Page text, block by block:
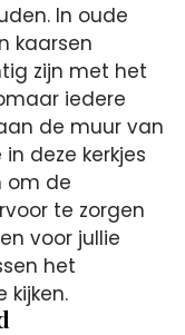
In oude
kaarsen
zijn met het
iedere
de muur van
deze kerkjes
om de
te zorgen
voor jullie
het
kijken.